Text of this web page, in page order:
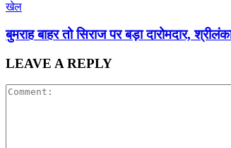
खेल
बुमराह बाहर तो सिराज पर बड़ा दारोमदार,
LEAVE A REPLY